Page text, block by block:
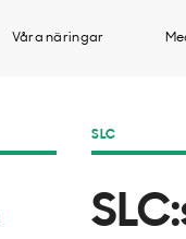
Våra näringar
SLC